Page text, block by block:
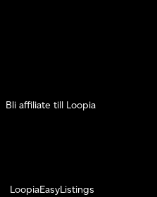
Bli affiliate till Loopia
LoopiaEasyListings